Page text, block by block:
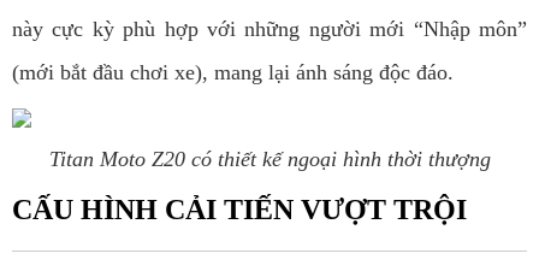
này cực kỳ phù hợp với những người mới “Nhập môn”
(mới bắt đầu chơi xe), mang lại ánh sáng độc đáo.
Titan Moto Z20 có thiết kế ngoại hình thời thượng
CẤU HÌNH CẢI TIẾN VƯỢT TRỘI